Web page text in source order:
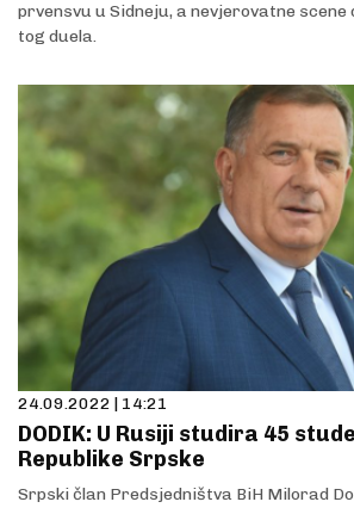
prvensvu u Sidneju, a nevjerovatne scene
tog duela.
24.09.2022 | 14:21
DODIK: U Rusiji studira 45
Republike Srpske
Srpski član Predsjedništva BiH Milorad